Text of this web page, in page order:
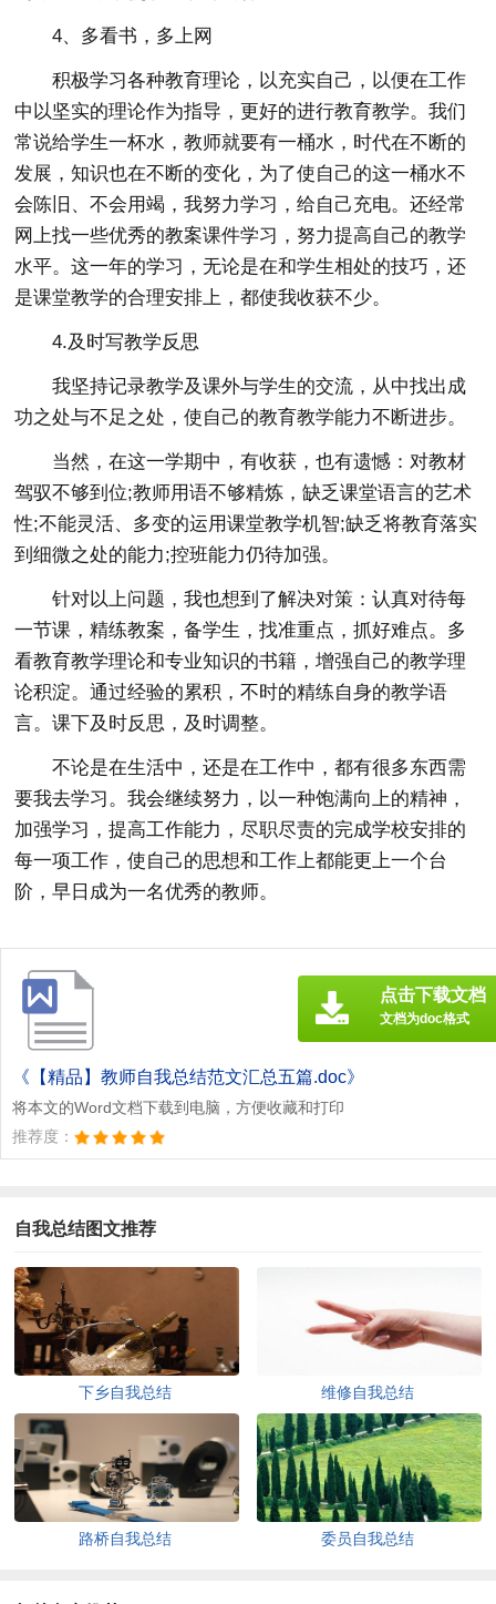
4、多看书，多上网
积极学习各种教育理论，以充实自己，以便在工作
中以坚实的理论作为指导，更好的进行教育教学。我们
常说给学生一杯水，教师就要有一桶水，时代在不断的
发展，知识也在不断的变化，为了使自己的这一桶水不
会陈旧、不会用竭，我努力学习，给自己充电。还经常
网上找一些优秀的教案课件学习，努力提高自己的教学
水平。这一年的学习，无论是在和学生相处的技巧，还
是课堂教学的合理安排上，都使我收获不少。
4.及时写教学反思
我坚持记录教学及课外与学生的交流，从中找出成
功之处与不足之处，使自己的教育教学能力不断进步。
当然，在这一学期中，有收获，也有遗憾：对教材
驾驭不够到位;教师用语不够精炼，缺乏课堂语言的艺术
性;不能灵活、多变的运用课堂教学机智;缺乏将教育落实
到细微之处的能力;控班能力仍待加强。
针对以上问题，我也想到了解决对策：认真对待每
一节课，精练教案，备学生，找准重点，抓好难点。多
看教育教学理论和专业知识的书籍，增强自己的教学理
论积淀。通过经验的累积，不时的精练自身的教学语
言。课下及时反思，及时调整。
不论是在生活中，还是在工作中，都有很多东西需
要我去学习。我会继续努力，以一种饱满向上的精神，
加强学习，提高工作能力，尽职尽责的完成学校安排的
每一项工作，使自己的思想和工作上都能更上一个台
阶，早日成为一名优秀的教师。
《【精品】教师自我总结范文汇总五篇.doc》
将本文的Word文档下载到电脑，方便收藏和打印
推荐度：
点击下载文档
文档为doc格式
自我总结图文推荐
下乡自我总结 维修自我总结
路桥自我总结 委员自我总结